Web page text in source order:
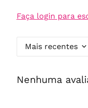
Faça login para
Mais recentes
Nenhuma